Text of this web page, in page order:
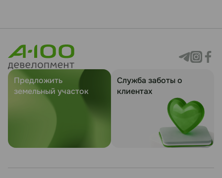
Предложить
земельный участок
Служба заботы о
клиентах